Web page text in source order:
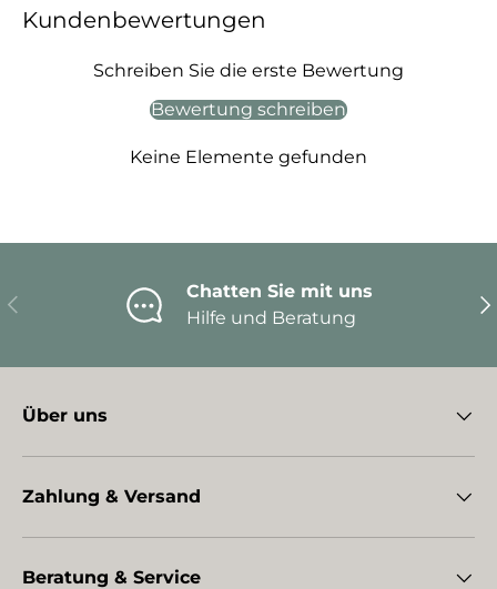
Kundenbewertungen
Schreiben Sie die erste Bewertung
Bewertung schreiben
Keine Elemente gefunden
Vorherige
Chatten Sie mit uns
Hilfe und Beratung
Über uns
Zahlung & Versand
Beratung & Service